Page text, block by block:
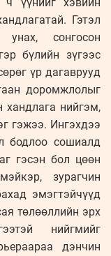
Гэтэл
унах, сонгосон
бүлийн зүгээс
үр дагаврууд
доромжлолыг
хандлага нийгэм,
гэжээ. Ингэхдээ
бодлоо сошиалд
гэсэн бол цөөн
зурагчин
эмэгтэйчүүд
төлөөллийн эрх
нийгмийг
дэнчин